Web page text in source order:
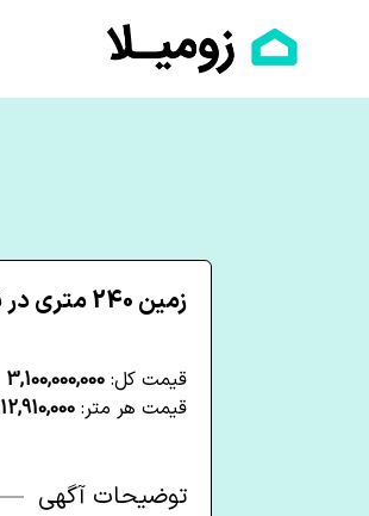
زمین 240 متری در نجارکلا چالوس
قیمت کل: 3,100,000,000
قیمت هر متر: 12,910,000
توضیحات آگهی